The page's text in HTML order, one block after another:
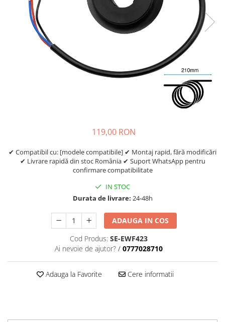
https://www.doctortrotineta.ro/lumini
Stop trotineta
https://www.doctortrotineta.ro/cadru
119,00 RON
✔ Compatibil cu: [modele compatibile] ✔ Montaj rapid, fără modificări
✔ Livrare rapidă din stoc România ✔ Suport WhatsApp pentru
confirmare compatibilitate
IN STOC
Durata de livrare: 24-48h
ADAUGA IN COS
Cod Produs: SE-EWF423
Ai nevoie de ajutor? / 0777028710
Adauga la Favorite Cere informatii